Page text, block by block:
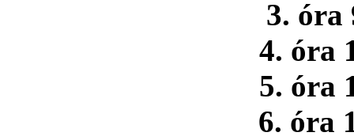
3. óra
4. óra
5. óra
6. óra